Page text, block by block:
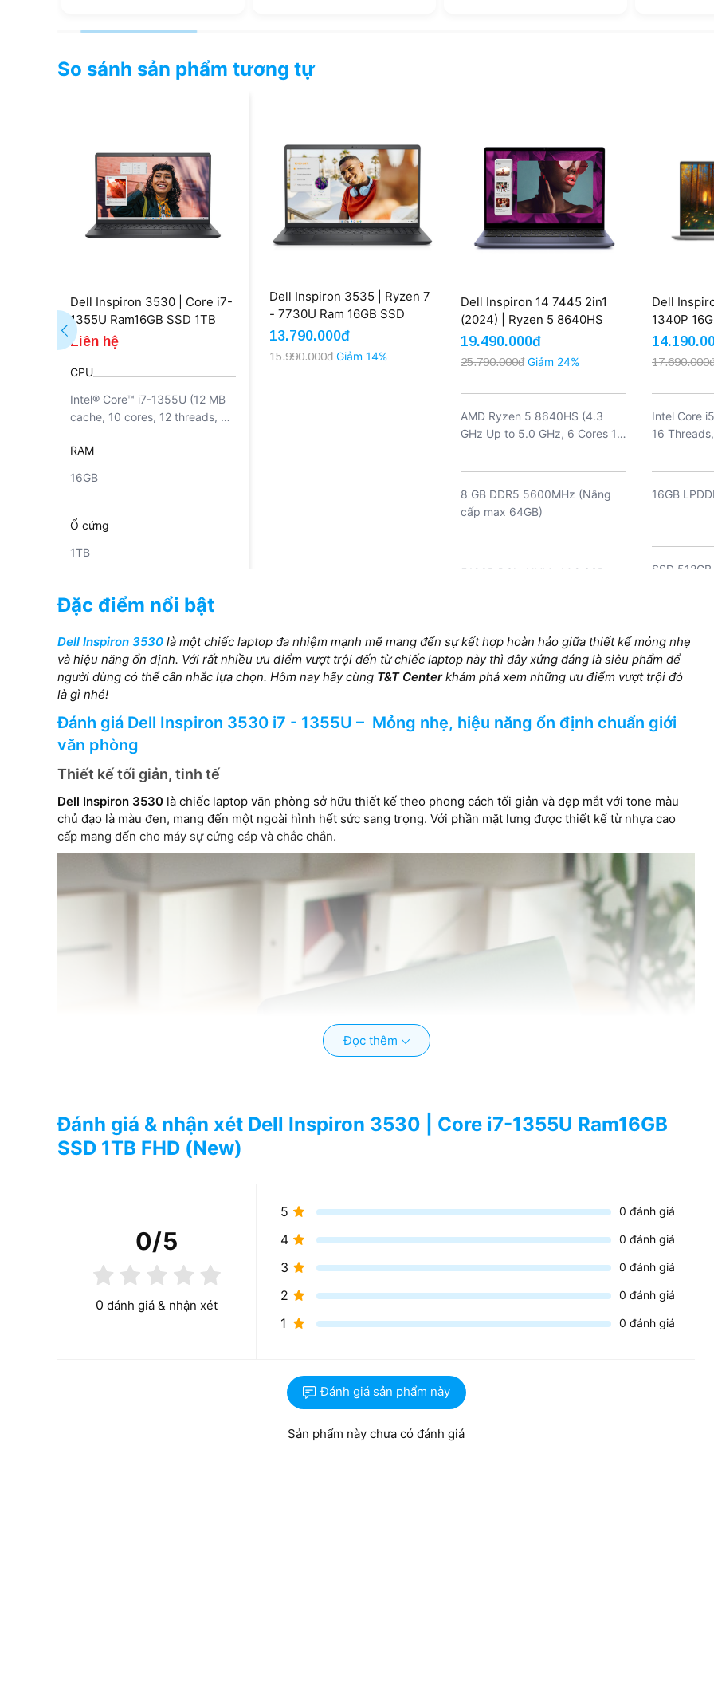
So sánh sản phẩm tương tự
Dell Inspiron 3530 | Core i7-
1355U Ram16GB SSD 1TB
FHD (New)
Liên hệ
CPU
Intel® Core™ i7-1355U (12 MB
cache, 10 cores, 12 threads, up
RAM
16GB
Ổ cứng
1TB
Card VGA
Màn hình
15.6inch FHD 1920x1080,
WVA, Touch, Anti-Glare, Narrow
Border, LED-Backlit
Dell Inspiron 3535 | Ryzen 7
- 7730U Ram 16GB SSD
512GB 15.6'' FHD Touch
(Outlet)
13.790.000đ
15.990.000đ Giảm 14%
Dell Inspiron 14 7445 2in1
(2024) | Ryzen 5 8640HS
8GB 512GB AMD Radeon
FHD+ Touch (New)
19.490.000đ
25.790.000đ Giảm 24%
AMD Ryzen 5 8640HS (4.3
GHz Up to 5.0 GHz, 6 Cores 12
8 GB DDR5 5600MHz (Nâng
cấp max 64GB)
512GB PCIe NVMe M.2 SSD
AMD Radeon Graphics
14.0 inch 16.10 FHD+ (1920 x
Dell
1340P
FHD+
Intel Core
16
16GB
SSD
Intel Iris Xe
16” FHD+
Anti-Glare
Đặc điểm nổi bật
Dell Inspiron 3530 là một chiếc laptop đa nhiệm mạnh mẽ mang đến sự kết hợp hoàn hảo giữa thiết kế mỏng nhẹ
và hiệu năng ổn định. Với rất nhiều ưu điểm vượt trội đến từ chiếc laptop này thì đây xứng đáng là siêu phẩm để
người dùng có thể cân nhắc lựa chọn. Hôm nay hãy cùng T&T Centerkhám phá xem những ưu điểm vượt trội đó
là gì nhé!
Đánh giá Dell Inspiron 3530 i7 - 1355U – Mỏng nhẹ, hiệu năng ổn định chuẩn giới
văn phòng
Thiết kế tối giản, tinh tế
Dell Inspiron 3530 là chiếc laptop văn phòng sở hữu thiết kế theo phong cách tối giản và đẹp mắt với tone màu
chủ đạo là màu đen, mang đến một ngoài hình hết sức sang trọng. Với phần mặt lưng được thiết kế từ nhựa cao
cấp mang đến cho máy sự cứng cáp và chắc chắn.
Đọc thêm
Đánh giá & nhận xét Dell Inspiron 3530 | Core i7-1355U Ram16GB
SSD 1TB FHD (New)
0/5
0 đánh giá & nhận xét
5 0 đánh giá
4 0 đánh giá
3 0 đánh giá
2 0 đánh giá
1 0 đánh giá
Đánh giá sản phẩm này
Sản phẩm này chưa có đánh giá